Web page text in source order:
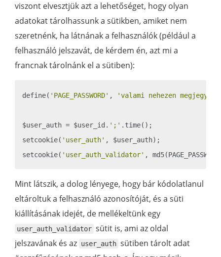
viszont elvesztjük azt a lehetőséget, hogy olyan
adatokat tárolhassunk a sütikben, amiket nem
szeretnénk, ha látnának a felhasználók (például a
felhasználó jelszavát, de kérdem én, azt mi a
francnak tárolnánk el a sütiben):
define( 'PAGE_PASSWORD' , 'valami nehezen
$user_auth = $user_id. ';' .time();
setcookie( 'user_auth' , $user_auth);
setcookie( 'user_auth_validator'
Mint látszik, a dolog lényege, hogy bár kódolatlanul
eltároltuk a felhasználó azonosítóját, és a süti
kiállításának idejét, de mellékeltünk egy
user_auth_validator sütit is, ami az oldal
jelszavának és az user_auth sütiben tárolt adat